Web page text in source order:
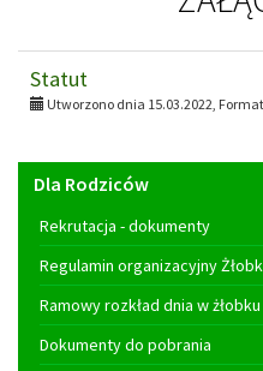
Statut
Utworzono dnia 15.03.2022,
Menu
główne
Dla Rodziców
Rekrutacja - dokumenty
Regulamin organizacyjny
Ramowy rozkład dnia w żłobku
Dokumenty do pobrania